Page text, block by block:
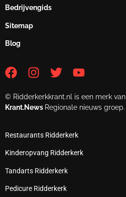
Bedrijvengids
Sitemap
Blog
© Ridderkerkkrant.nl is een merk van
Krant.News Regionale nieuws groep.
Restaurants Ridderkerk
Kinderopvang Ridderkerk
Tandarts Ridderkerk
Pedicure Ridderkerk